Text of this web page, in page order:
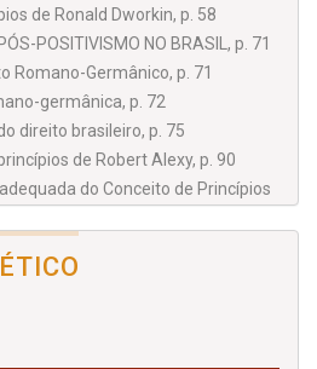
de Ronald Dworkin, p. 58
POSITIVISMO NO BRASIL, p. 71
Romano-Germânico, p. 71
germânica, p. 72
direito brasileiro, p. 75
de Robert Alexy, p. 90
do Conceito de Princípios